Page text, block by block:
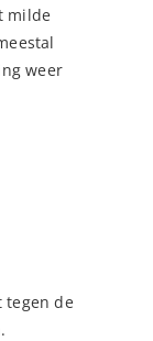
milde
weer
tegen de